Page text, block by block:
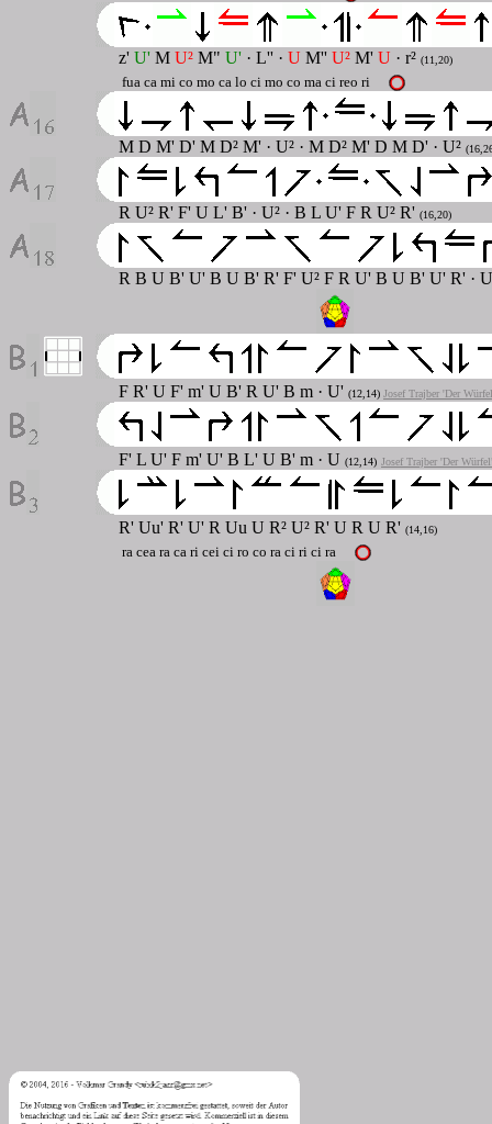
z' U' M U² M" U' · L'' · U M'' U² M' U · r² (11,20)
fua ca mi co mo ca lo ci mo co ma ci reo ri
M D M' D' M D² M' · U² · M D² M' D M D' · U²
R U² R' F' U L' B' · U² · B L U' F R U² R' (16,20)
R B U B' U' B U B' R' F' U² F R U' B U B' U' R' ·
F R' U F' m' U B' R U' B m · U' (12,14) Josef Trajber 'Der
F' L U' F m' U' B L' U B' m · U (12,14) Josef Trajber 'Der
R' Uu' R' U' R Uu U R² U² R' U R U R' (14,16)
ra cea ra ca ri cei ci ro co ra ci ri ci ra